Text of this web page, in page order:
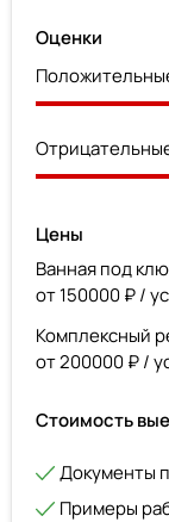
Оценки
Цены
Ванная под
от 150000 ₽ /
Комплексный
от 200000 ₽ /
Стоимость
Документы
Примеры